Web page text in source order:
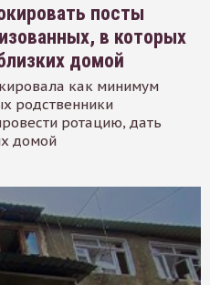
посты
в которых
домой
как минимум
родственники
ротацию, дать
домой